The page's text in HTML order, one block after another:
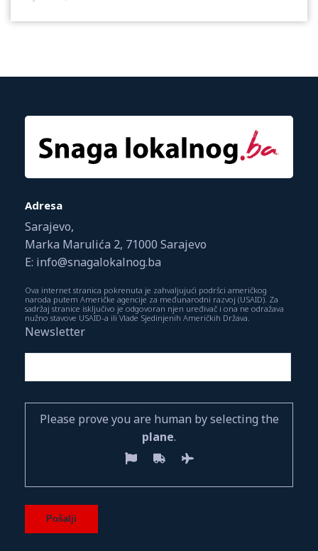
Adresa
Sarajevo,
Marka Marulića 2, 71000 Sarajevo
E: info@snagalokalnog.ba
Ova internet stranica pokrenuta je zahvaljujući podršci američkog
naroda putem Američke agencije za međunarodni razvoj (USAID). Za
sadržaj stranice isključivo je odgovoran njen uređivač i ona ne odražava
nužno stavove USAID-a ili Vlade Sjedinjenih Američkih Država.
Newsletter
Please prove you are human by selecting the
plane.